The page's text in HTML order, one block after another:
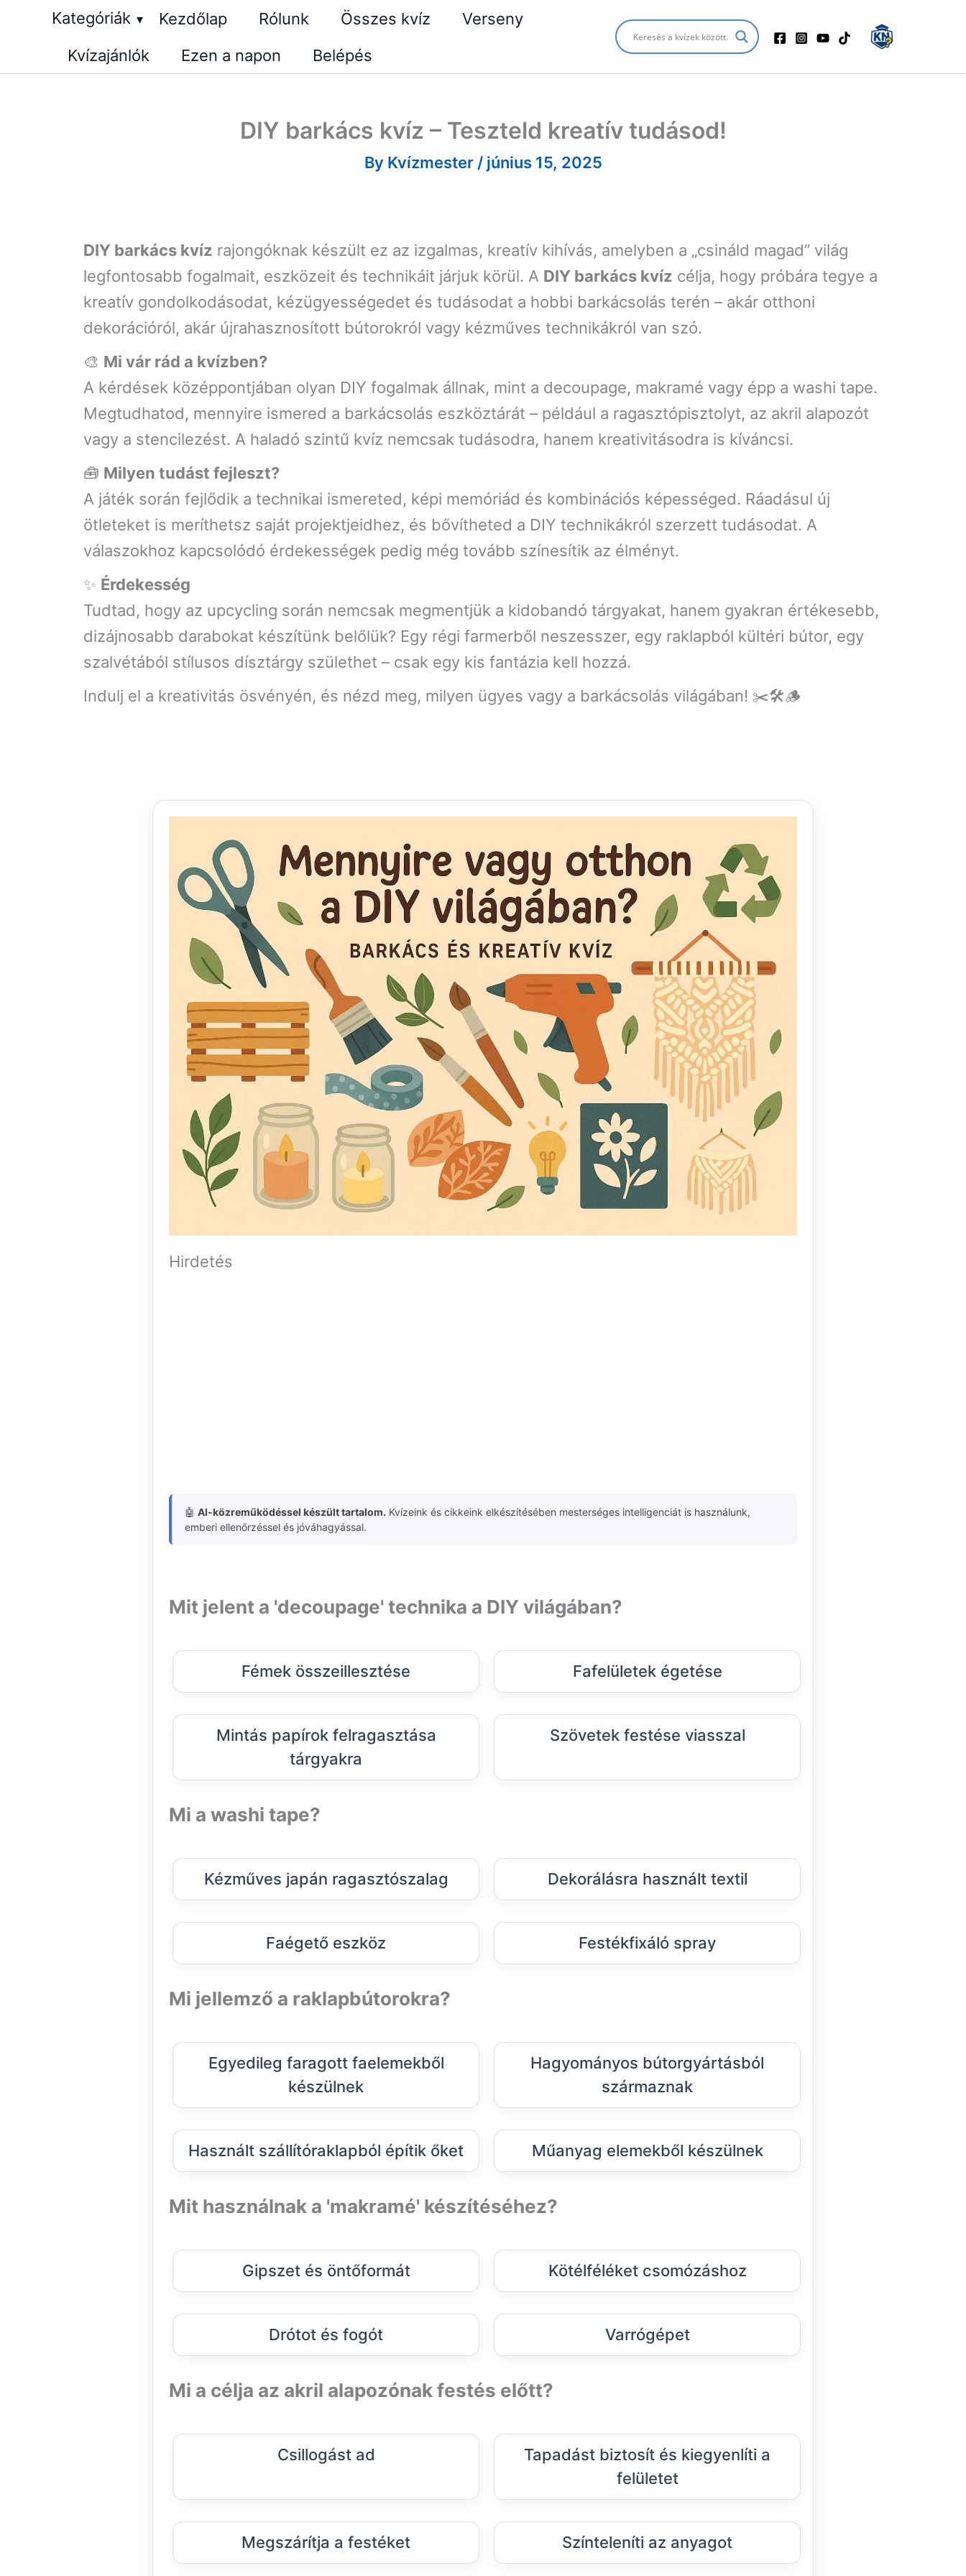
Kategóriák ▾ Kezdőlap Rólunk Összes kvíz
Verseny
Kvízajánlók
Ezen a napon Belépés
DIY barkács kvíz – Teszteld kreatív tudásod!
By Kvízmester / június 15, 2025
DIY barkács kvíz rajongóknak készült ez az izgalmas, kreatív kihívás, amelyben a „csináld magad” világ
legfontosabb fogalmait, eszközeit és technikáit járjuk körül. A DIY barkács kvíz célja, hogy próbára tegye a
kreatív gondolkodásodat, kézügyességedet és tudásodat a hobbi barkácsolás terén – akár otthoni
dekorációról, akár újrahasznosított bútorokról vagy kézműves technikákról van szó.
🎨 Mi vár rád a kvízben?
A kérdések középpontjában olyan DIY fogalmak állnak, mint a decoupage, makramé vagy épp a washi tape.
Megtudhatod, mennyire ismered a barkácsolás eszköztárát – például a ragasztópisztolyt, az akril alapozót
vagy a stencilezést. A haladó szintű kvíz nemcsak tudásodra, hanem kreativitásodra is kíváncsi.
🧰 Milyen tudást fejleszt?
A játék során fejlődik a technikai ismereted, képi memóriád és kombinációs képességed. Ráadásul új
ötleteket is meríthetsz saját projektjeidhez, és bővítheted a DIY technikákról szerzett tudásodat. A
válaszokhoz kapcsolódó érdekességek pedig még tovább színesítik az élményt.
✨ Érdekesség
Tudtad, hogy az upcycling során nemcsak megmentjük a kidobandó tárgyakat, hanem gyakran értékesebb,
dizájnosabb darabokat készítünk belőlük? Egy régi farmerből neszesszer, egy raklapból kültéri bútor, egy
szalvétából stílusos dísztárgy születhet – csak egy kis fantázia kell hozzá.
Indulj el a kreativitás ösvényén, és nézd meg, milyen ügyes vagy a barkácsolás világában! ✂️🛠️🪵
Hirdetés
🤖 AI-közreműködéssel készült tartalom. Kvízeink és cikkeink elkészítésében mesterséges intelligenciát is használunk,
emberi ellenőrzéssel és jóváhagyással.
Mit jelent a 'decoupage' technika a DIY világában?
Fémek összeillesztése Fafelületek égetése
Mintás papírok felragasztása
tárgyakra
Szövetek festése viasszal
Mi a washi tape?
Kézműves japán ragasztószalag Dekorálásra használt textil
Faégető eszköz Festékfixáló spray
Mi jellemző a raklapbútorokra?
Egyedileg faragott faelemekből
készülnek
Hagyományos bútorgyártásból
származnak
Használt szállítóraklapból építik őket Műanyag elemekből készülnek
Mit használnak a 'makramé' készítéséhez?
Gipszet és öntőformát Kötélféléket csomózáshoz
Drótot és fogót Varrógépet
Mi a célja az akril alapozónak festés előtt?
Csillogást ad
Tapadást biztosít és kiegyenlíti a
felületet
Megszárítja a festéket Színteleníti az anyagot